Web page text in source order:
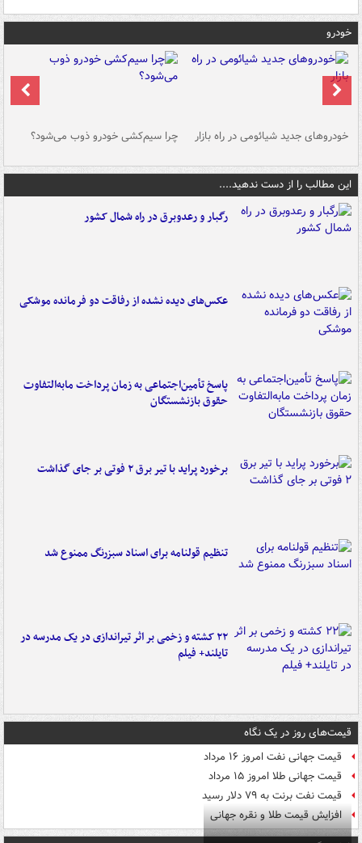
خودرو
خودروهای جدید شیائومی در راه بازار چرا سیم‌کشی خودرو ذوب می‌شود؟
این مطالب را از دست ندهید....
رگبار و رعدوبرق در راه شمال کشور
عکس‌های دیده نشده از رفاقت دو فرمانده‌ موشکی
پاسخ تأمین‌اجتماعی به زمان پرداخت مابه‌التفاوت
حقوق بازنشستگان
برخورد پراید با تیر برق ۲ فوتی بر جای گذاشت
تنظیم قولنامه برای اسناد سبزرنگ ممنوع شد
۲۲ کشته و زخمی بر اثر تیراندازی در یک مدرسه در
تایلند+ فیلم
قیمت‌های روز در یک نگاه
قیمت جهانی نفت امروز ۱۶ مرداد
قیمت جهانی طلا امروز ۱۵ مرداد
قیمت نفت برنت به ۷۹ دلار رسید
افزایش قیمت طلا و نقره جهانی